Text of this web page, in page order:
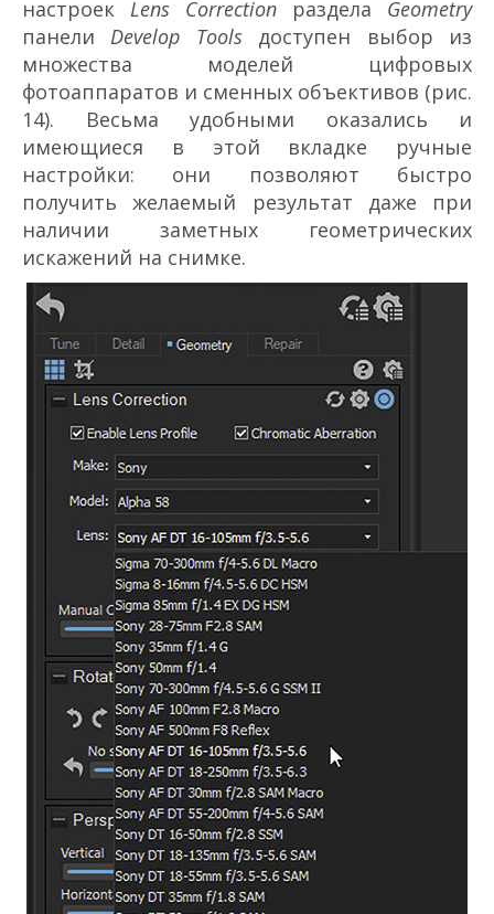
настроек Lens Correction раздела Geometry
панелиDevelop Toolsдоступен выбор из
множества моделей цифровых
фотоаппаратов и сменных объективов (рис.
14). Весьма удобными оказались и
имеющиеся в этой вкладке ручные
настройки: они позволяют быстро
получить желаемый результат даже при
наличии заметных геометрических
искажений на снимке.